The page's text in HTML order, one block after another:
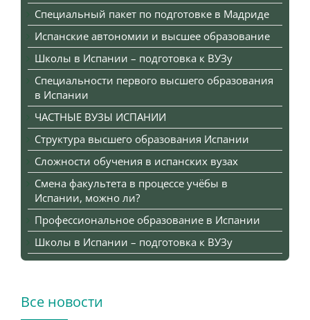
Специальный пакет по подготовке в Мадриде
Испанские автономии и высшее образование
Школы в Испании – подготовка к ВУЗу
Специальности первого высшего образования
в Испании
ЧАСТНЫЕ ВУЗЫ ИСПАНИИ
Структура высшего образования Испании
Сложности обучения в испанских вузах
Смена факультета в процессе учёбы в
Испании, можно ли?
Профессиональное образование в Испании
Школы в Испании – подготовка к ВУЗу
Все новости